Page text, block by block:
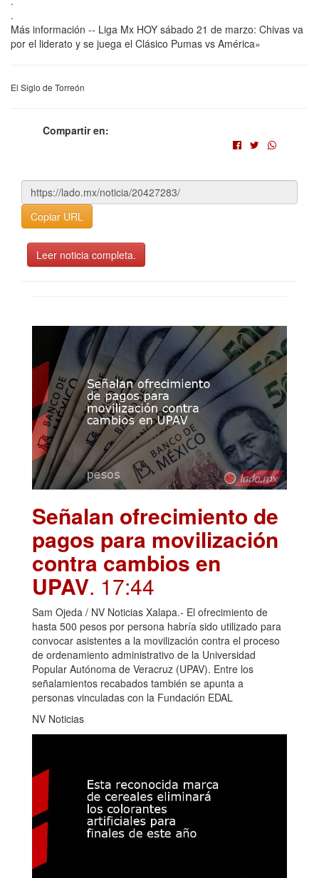
.
Más información -- Liga Mx HOY sábado 21 de marzo: Chivas va
por el liderato y se juega el Clásico Pumas vs América»
El Siglo de Torreón
Compartir en:
Copiar URL
Leer noticia completa.
Señalan ofrecimiento de
pagos para movilización
contra cambios en
UPAV. 17:44
Sam Ojeda / NV Noticias Xalapa.- El ofrecimiento de
hasta 500 pesos por persona habría sido utilizado para
convocar asistentes a la movilización contra el proceso
de ordenamiento administrativo de la Universidad
Popular Autónoma de Veracruz (UPAV). Entre los
señalamientos recabados también se apunta a
personas vinculadas con la Fundación EDAL
NV Noticias